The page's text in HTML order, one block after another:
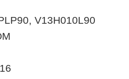
V13H010L90